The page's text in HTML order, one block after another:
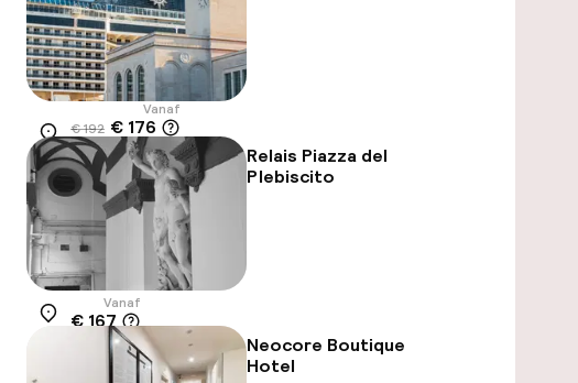
Locatie
Vanaf
€ 192 € 176
-8%
Relais Piazza del
Plebiscito
Locatie
Vanaf
€ 167
Neocore Boutique
Hotel